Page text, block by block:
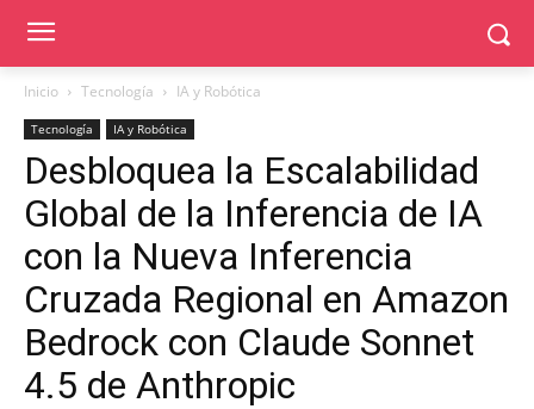
Inicio Tecnología IA y Robótica
Tecnología IA y Robótica
Desbloquea la Escalabilidad
Global de la Inferencia de IA
con la Nueva Inferencia
Cruzada Regional en Amazon
Bedrock con Claude Sonnet
4.5 de Anthropic